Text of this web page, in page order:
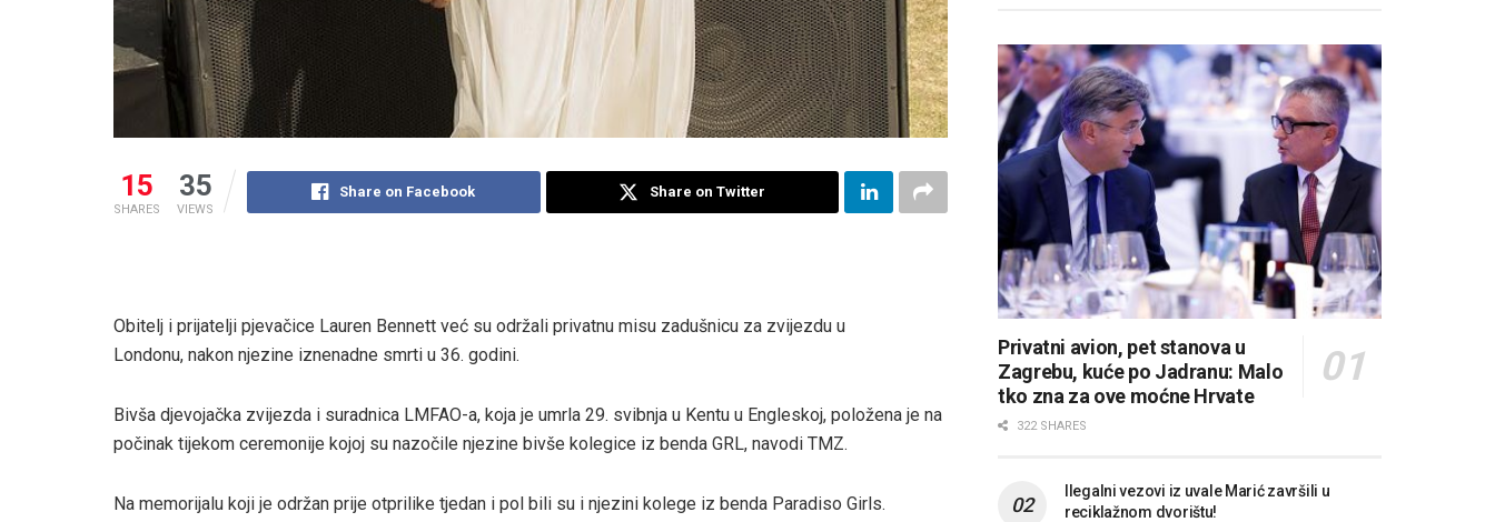
15
SHARES
35
VIEWS
Share on Facebook Share on Twitter
Obitelj i prijatelji pjevačice Lauren Bennett već su održali privatnu misu zadušnicu za zvijezdu u
Londonu, nakon njezine iznenadne smrti u 36. godini.
Bivša djevojačka zvijezda i suradnica LMFAO-a, koja je umrla 29. svibnja u Kentu u Engleskoj, položena je na
počinak tijekom ceremonije kojoj su nazočile njezine bivše kolegice iz benda GRL, navodi TMZ.
Na memorijalu koji je održan prije otprilike tjedan i pol bili su i njezini kolege iz benda Paradiso Girls.
Privatni avion, pet stanova u
Zagrebu, kuće po Jadranu: Malo
tko zna za ove moćne Hrvate
322 SHARES
Ilegalni vezovi iz uvale Marić završili u
reciklažnom dvorištu!